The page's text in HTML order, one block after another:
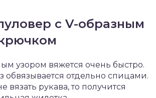
с V-образным
узором вяжется очень быстро.
обвязывается отдельно спицами.
вязать рукава, то получится